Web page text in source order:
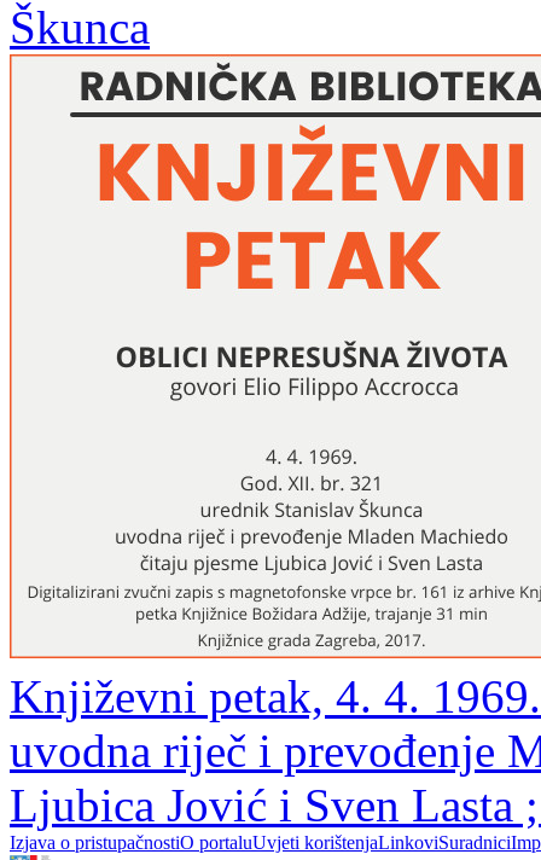
Škunca
Književni petak, 4. 4.
uvodna riječ i prevođenje
Ljubica Jović i Sven Lasta
Izjava o pristupačnostiO portaluUvjeti korištenjaLinkoviSuradnici